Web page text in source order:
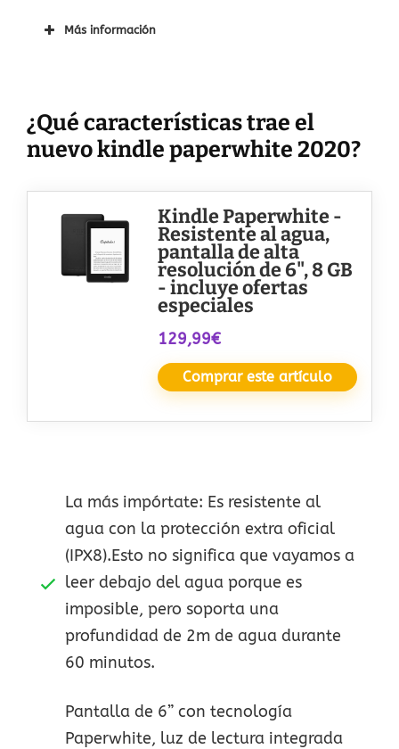
Más información
¿Qué características trae el
nuevo kindle paperwhite 2020?
Kindle Paperwhite -
Resistente al agua,
pantalla de alta
resolución de 6", 8 GB
- incluye ofertas
especiales
129,99€
Comprar este artículo
La más impórtate: Es resistente al
agua con la protección extra oficial
(IPX8).Esto no significa que vayamos a
leer debajo del agua porque es
imposible, pero soporta una
profundidad de 2m de agua durante
60 minutos.
Pantalla de 6” con tecnología
Paperwhite, luz de lectura integrada